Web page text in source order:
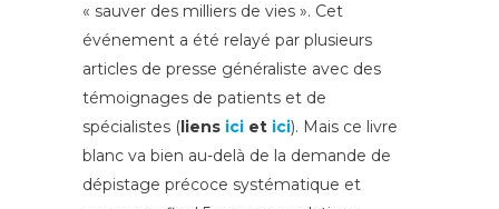
« sauver des milliers de vies ». Cet
événement a été relayé par plusieurs
articles de presse généraliste avec des
témoignages de patients et de
spécialistes ( liens ici et ici). Mais ce livre
blanc va bien au-delà de la demande de
dépistage précoce systématique et